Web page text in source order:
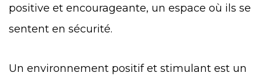
positive et encourageante, un espace où ils se
sentent en sécurité.
Un environnement positif et stimulant est un